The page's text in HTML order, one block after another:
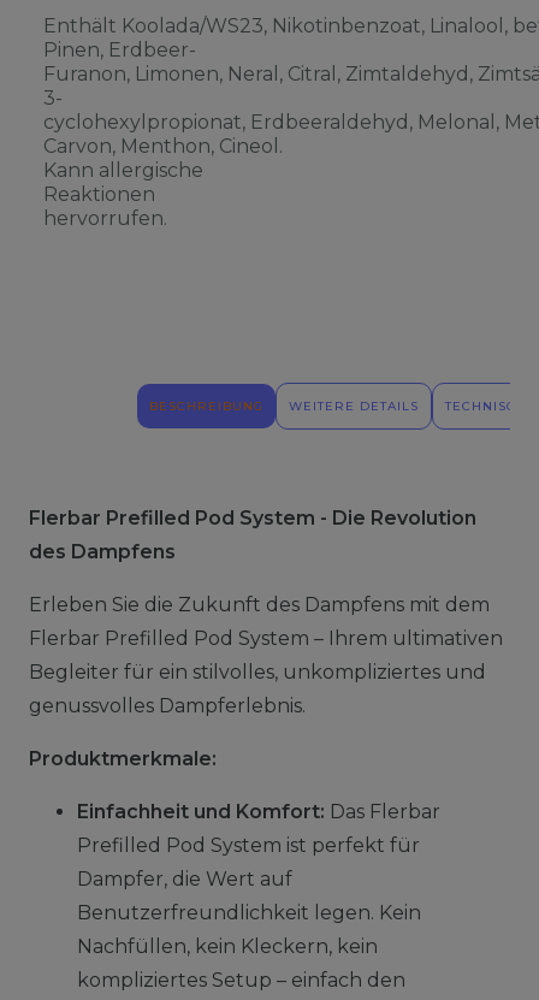
Enthält Koolada/WS23, Nikotinbenzoat, Linalool,
Pinen, Erdbeer-
Furanon, Limonen, Neral, Citral, Zimtaldehyd,
3-
cyclohexylpropionat, Erdbeeraldehyd, Melonal,
Carvon, Menthon, Cineol.
Kann allergische
Reaktionen
hervorrufen.
BESCHREIBUNG WEITERE DETAILS
Flerbar Prefilled Pod System - Die Revolution
des Dampfens
Erleben Sie die Zukunft des Dampfens mit dem
Flerbar Prefilled Pod System – Ihrem ultimativen
Begleiter für ein stilvolles, unkompliziertes und
genussvolles Dampferlebnis.
Produktmerkmale:
Einfachheit und Komfort: Das Flerbar
Prefilled Pod System ist perfekt für
Dampfer, die Wert auf
Benutzerfreundlichkeit legen. Kein
Nachfüllen, kein Kleckern, kein
kompliziertes Setup – einfach den